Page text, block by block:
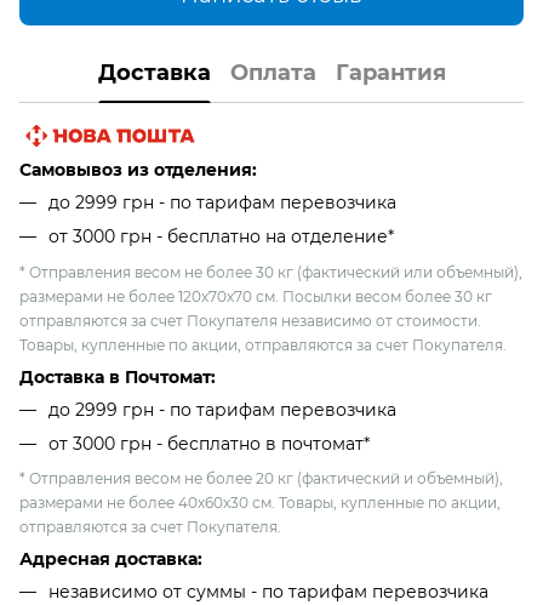
Доставка Оплата Гарантия
Самовывоз из отделения:
до 2999 грн - по тарифам перевозчика
от 3000 грн - бесплатно на отделение*
* Отправления весом не более 30 кг (фактический или объемный),
размерами не более 120х70х70 см. Посылки весом более 30 кг
отправляются за счет Покупателя независимо от стоимости.
Товары, купленные по акции, отправляются за счет Покупателя.
Доставка в Почтомат:
до 2999 грн - по тарифам перевозчика
от 3000 грн - бесплатно в почтомат*
* Отправления весом не более 20 кг (фактический и объемный),
размерами не более 40х60х30 см. Товары, купленные по акции,
отправляются за счет Покупателя.
Адресная доставка:
независимо от cуммы - по тарифам перевозчика